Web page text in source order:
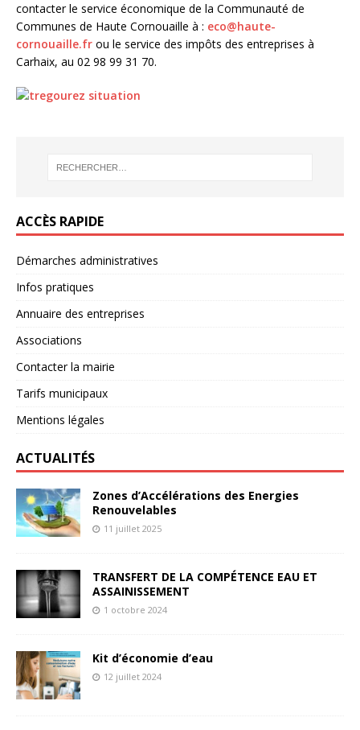
contacter le service économique de la Communauté de
Communes de Haute Cornouaille à : eco@haute-
cornouaille.fr ou le service des impôts des entreprises à
Carhaix, au 02 98 99 31 70.
ACCÈS RAPIDE
Démarches administratives
Infos pratiques
Annuaire des entreprises
Associations
Contacter la mairie
Tarifs municipaux
Mentions légales
ACTUALITÉS
Zones d’Accélérations des Energies
Renouvelables
11 juillet 2025
TRANSFERT DE LA COMPÉTENCE EAU ET
ASSAINISSEMENT
1 octobre 2024
Kit d’économie d’eau
12 juillet 2024